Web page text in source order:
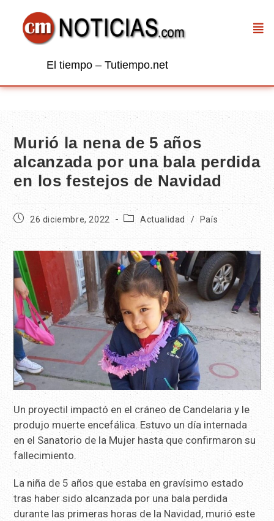
El tiempo – Tutiempo.net
Murió la nena de 5 años
alcanzada por una bala perdida
en los festejos de Navidad
26 diciembre, 2022 Actualidad / País
Un proyectil impactó en el cráneo de Candelaria y le
produjo muerte encefálica. Estuvo un día internada
en el Sanatorio de la Mujer hasta que confirmaron su
fallecimiento.
La niña de 5 años que estaba en gravísimo estado
tras haber sido alcanzada por una bala perdida
durante las primeras horas de la Navidad, murió este